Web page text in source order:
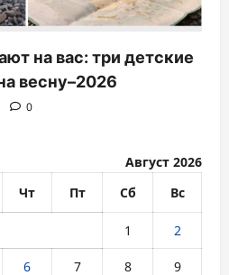
на вас: три детские
весну–2026
0
Август 2026
Чт Пт Сб Вс
1 2
6 7 8 9